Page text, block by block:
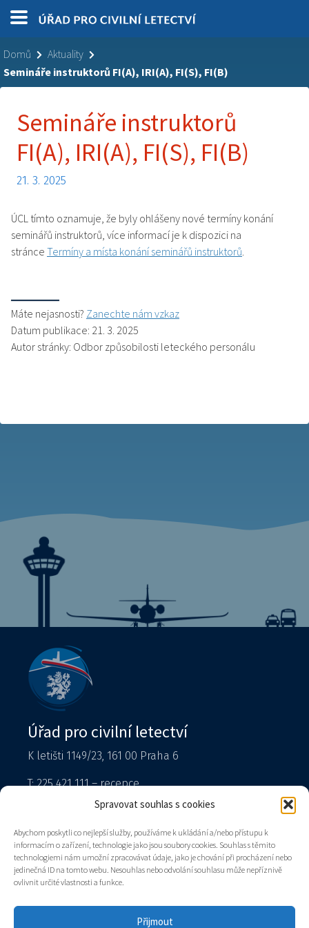
Spravovat souhlas s cookies
Abychom poskytli co nejlepší služby, používáme k ukládání a/nebo přístupu k
informacím o zařízení, technologie jako jsou soubory cookies. Souhlas s těmito
technologiemi nám umožní zpracovávat údaje, jako je chování při procházení nebo
jedinečná ID na tomto webu. Nesouhlas nebo odvolání souhlasu může nepříznivě
ovlivnit určité vlastnosti a funkce.
Přijmout
Domů
Aktuality
Semináře instruktorů FI(A), IRI(A), FI(S), FI(B)
Semináře instruktorů
FI(A), IRI(A), FI(S), FI(B)
21. 3. 2025
ÚCL tímto oznamuje, že byly ohlášeny nové termíny konání
seminářů instruktorů, více informací je k dispozici na
stránce Termíny a místa konání seminářů instruktorů.
Máte nejasnosti? Zanechte nám vzkaz
Datum publikace: 21. 3. 2025
Autor stránky: Odbor způsobilosti leteckého personálu
Úřad pro civilní letectví
K letišti 1149/23, 161 00 Praha 6
T: 225 421 111 – recepce
podatelna@caa.gov.cz
Datová schránka: v8gaaz5
Úřad